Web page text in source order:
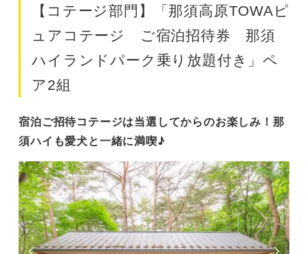
【コテージ部門】「那須高原TOWAピ
ュアコテージ ご宿泊招待券 那須
ハイランドパーク乗り放題付き」ペ
ア2組
宿泊ご招待コテージは当選してからのお楽しみ！那
須ハイも愛犬と一緒に満喫♪